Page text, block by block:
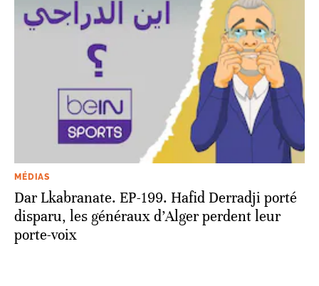
MÉDIAS
Dar Lkabranate. EP-199. Hafid Derradji porté
disparu, les généraux d’Alger perdent leur
porte-voix